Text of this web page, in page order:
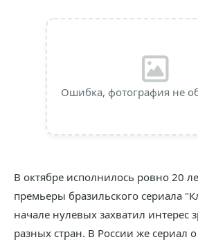
Ошибка, фотография не
В октябре исполнилось ровно 20
премьеры бразильского сериала
начале нулевых захватил интерес
разных стран. В России же сериал о